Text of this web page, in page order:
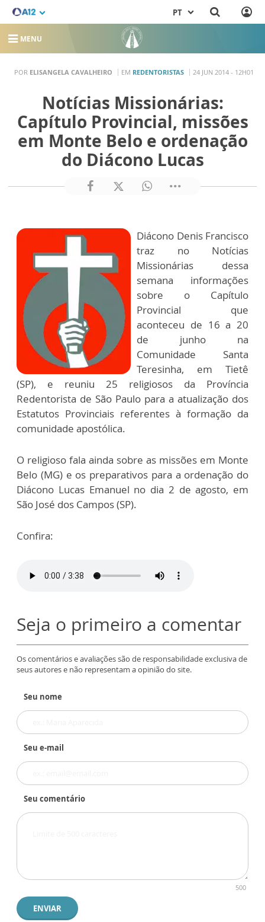
PT
MENU
POR ELISANGELA CAVALHEIRO EM REDENTORISTAS 24 JUN 2014 - 12H01
Notícias Missionárias:
Capítulo Provincial, missões
em Monte Belo e ordenação
do Diácono Lucas
Diácono Denis Francisco
traz no Notícias
Missionárias dessa
semana informações
sobre o Capítulo
Provincial que
aconteceu de 16 a 20
de junho na
Comunidade Santa
Teresinha, em Tietê
(SP), e reuniu 25 religiosos da Província
Redentorista de São Paulo para a atualização dos
Estatutos Provinciais referentes à formação da
comunidade apostólica.
O religioso fala ainda sobre as missões em Monte
Belo (MG) e os preparativos para a ordenação do
Diácono Lucas Emanuel no dia 2 de agosto, em
São José dos Campos (SP).
Confira:
Seja o primeiro a comentar
Os comentários e avaliações são de responsabilidade exclusiva de
seus autores e não representam a opinião do site.
Seu nome
Seu e-mail
Seu comentário
500
ENVIAR